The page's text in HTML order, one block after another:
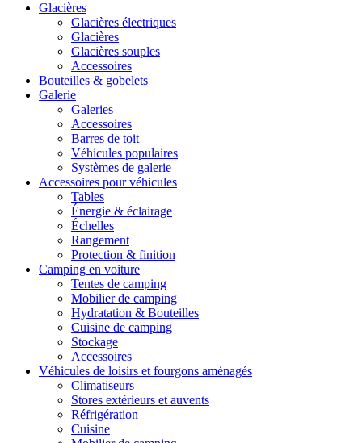
Glacières
Glacières électriques
Glacières
Glacières souples
Accessoires
Bouteilles & gobelets
Galerie
Galeries
Accessoires
Barres de toit
Véhicules populaires
Systèmes de galerie
Accessoires pour véhicules
Tables
Énergie & éclairage
Échelles
Rangement
Protection & finition
Camping en voiture
Tentes de camping
Mobilier de camping
Hydratation & Bouteilles
Cuisine de camping
Stockage
Accessoires
Véhicules de loisirs et fourgons aménagés
Climatiseurs
Stores extérieurs et auvents
Réfrigération
Cuisine